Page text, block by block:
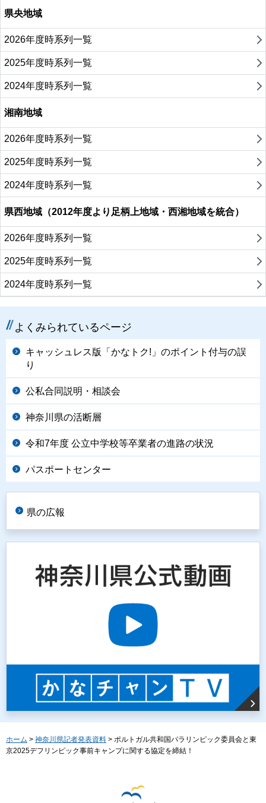
県央地域
2026年度時系列一覧
2025年度時系列一覧
2024年度時系列一覧
湘南地域
2026年度時系列一覧
2025年度時系列一覧
2024年度時系列一覧
県西地域（2012年度より足柄上地域・西湘地域を統合）
2026年度時系列一覧
2025年度時系列一覧
2024年度時系列一覧
よくみられているページ
キャッシュレス版「かなトク!」のポイント付与の誤
り
公私合同説明・相談会
神奈川県の活断層
令和7年度 公立中学校等卒業者の進路の状況
パスポートセンター
県の広報
ホーム > 神奈川県記者発表資料 > ポルトガル共和国パラリンピック委員会と東
京2025デフリンピック事前キャンプに関する協定を締結！